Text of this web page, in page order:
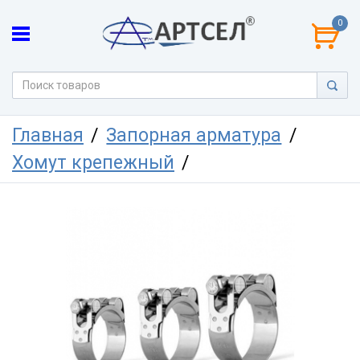
0
Главная
Запорная арматура
Хомут крепежный